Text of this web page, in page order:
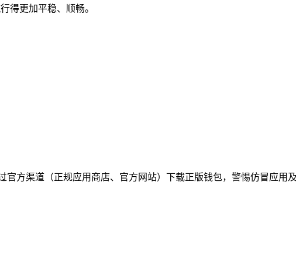
得更加平稳、顺畅。
方渠道（正规应用商店、官方网站）下载正版钱包，警惕仿冒应用